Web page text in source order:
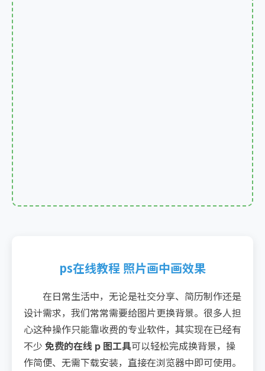
ps在线教程 照片画中画效果
在日常生活中，无论是社交分享、简历制作还是
设计需求，我们常常需要给图片更换背景。很多人担
心这种操作只能靠收费的专业软件，其实现在已经有
不少 免费的在线 p 图工具可以轻松完成换背景，操
作简便、无需下载安装，直接在浏览器中即可使用。